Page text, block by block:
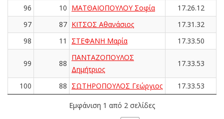
96
10 ΜΑΤΘΑΙΟΠΟΥΛΟΥ Σοφία
17.26.12
97
87 ΚΙΤΣΟΣ Αθανάσιος
17.31.32
98
11 ΣΤΕΦΑΝΗ Μαρία 17.33.50
99 88
ΠΑΝΤΑΖΟΠΟΥΛΟΣ
Δημήτριος
17.33.53
100 88 ΣΩΤΗΡΟΠΟΥΛΟΣ Γεώργιος 17.33.53
Εμφάνιση 1 από 2 σελίδες